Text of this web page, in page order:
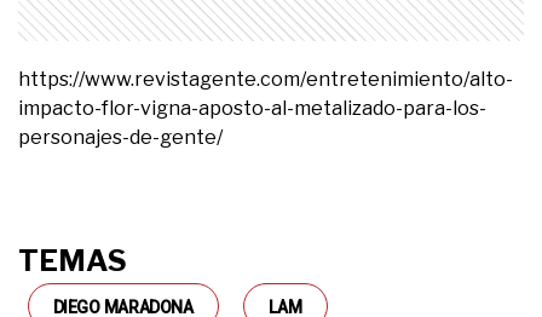
https://www.revistagente.com/entretenimiento/alto-
impacto-flor-vigna-aposto-al-metalizado-para-los-
personajes-de-gente/
TEMAS
DIEGO MARADONA LAM